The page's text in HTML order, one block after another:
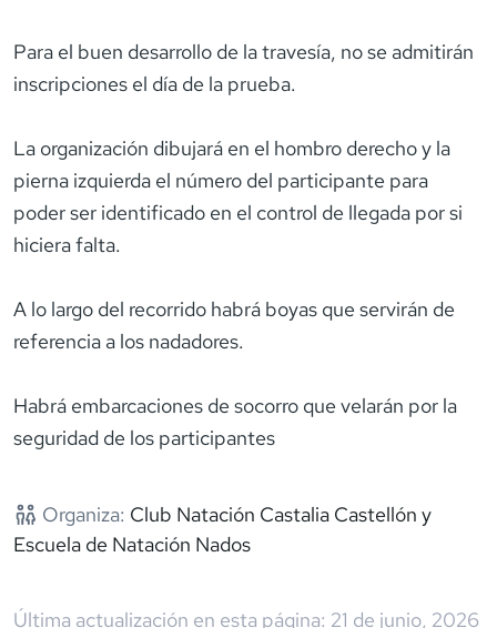
Para el buen desarrollo de la travesía, no se admitirán
inscripciones el día de la prueba.
La organización dibujará en el hombro derecho y la
pierna izquierda el número del participante para
poder ser identificado en el control de llegada por si
hiciera falta.
A lo largo del recorrido habrá boyas que servirán de
referencia a los nadadores.
Habrá embarcaciones de socorro que velarán por la
seguridad de los participantes
Organiza: Club Natación Castalia Castellón y
Escuela de Natación Nados
Última actualización en esta página: 21 de junio, 2026